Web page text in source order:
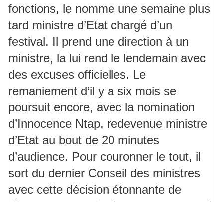
fonctions, le nomme une semaine plus
tard ministre d’Etat chargé d’un
festival. Il prend une direction à un
ministre, la lui rend le lendemain avec
des excuses officielles. Le
remaniement d’il y a six mois se
poursuit encore, avec la nomination
d’Innocence Ntap, redevenue ministre
d’Etat au bout de 20 minutes
d’audience. Pour couronner le tout, il
sort du dernier Conseil des ministres
avec cette décision étonnante de